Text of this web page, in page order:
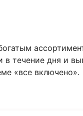
в течение дня и
«все включено».